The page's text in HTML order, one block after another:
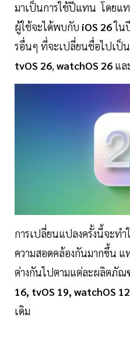
มาเป็นการใช้ปีแทน โดยแ
ผู้ใช้จะได้พบกับ iOS 26ใน
รอื่นๆ ที่จะเปลี่ยนชื่อไปเป็
tvOS 26, watchOS 26 แล
การเปลี่ยนแปลงครั้งนี้จะทำ
ความสอดคล้องกันมากขึ้น
ต่างกันไปตามแต่ละผลิตภัณ
16, tvOS 19, watchOS
เดิม